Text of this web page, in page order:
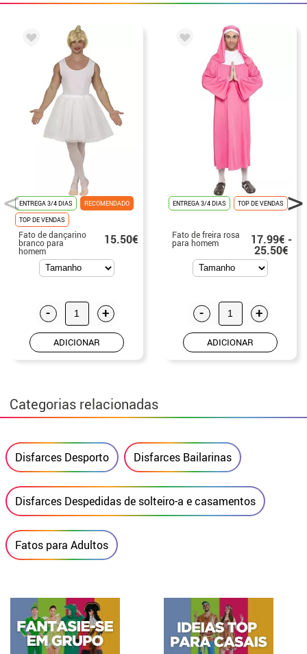
ENTREGA 3/4 DIAS
RECOMENDADO
TOP DE VENDAS
Fato de dançarino
branco para
homem
15.50€
- +
ADICIONAR
ENTREGA 3/4 DIAS TOP DE VENDAS
Fato de freira rosa
para homem 17.99€ -
25.50€
- +
ADICIONAR
Categorias relacionadas
Disfarces Desporto Disfarces Bailarinas
Disfarces Despedidas de solteiro-a e casamentos
Fatos para Adultos